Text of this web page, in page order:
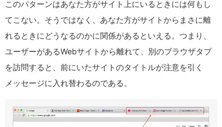
このパターンはあなた方がサイト上にいるときには何もし
てこない。そうではなく、あなた方がサイトからまさに離
れるときにどうなるのかに関係があるといえる。つまり、
ユーザーがあるWebサイトから離れて、別のブラウザタブ
を訪問すると、前にいたサイトのタイトルが注意を引く
メッセージに入れ替わるのである。